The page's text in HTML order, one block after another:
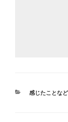
カ
感じたことなど